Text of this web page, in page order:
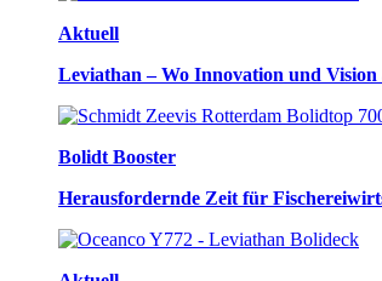
Aktuell
Leviathan – Wo Innovation und Vision
Bolidt Booster
Herausfordernde Zeit für